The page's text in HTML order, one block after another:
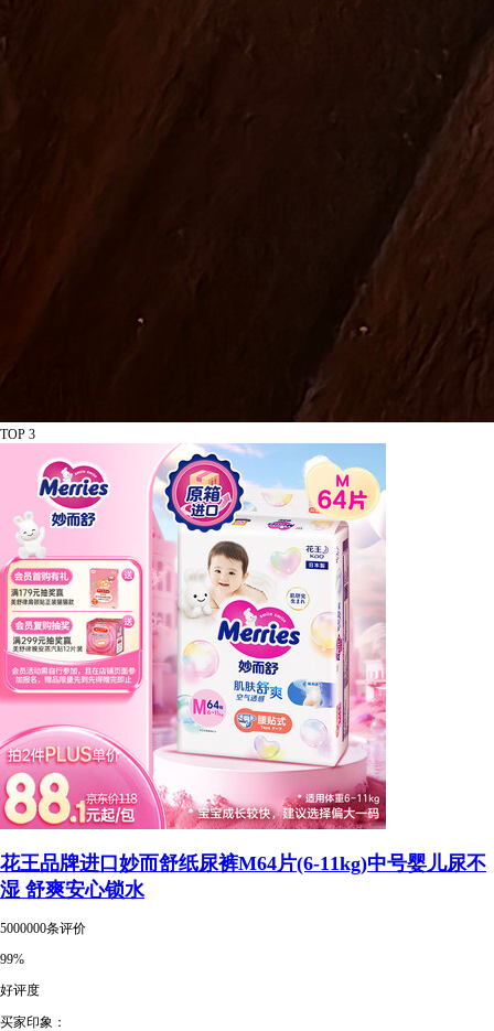
TOP 3
花王品牌进口妙而舒纸尿裤M64片(6-11kg)中号婴儿尿不
湿 舒爽安心锁水
5000000条评价
99%
好评度
买家印象：